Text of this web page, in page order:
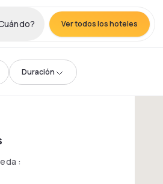
Ver todos los hoteles
Duración
: